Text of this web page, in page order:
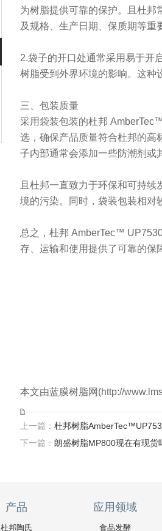
为树脂提供可靠的保护。且 杜邦
及规格、生产日期、保质期等重
2.袋子的开口处通常采用易于开
树脂受到外界环境的影响。这种
三、包装质量
采用袋装包装的杜邦
选，确保产品质量符合杜邦的高
子内部通常会添加一些防潮剂或
且杜邦一直致力于环保和可持
境的污染。同时，袋装包装相对
总之，杜邦 AmberTec™
存、运输和使用提供了可靠的保
本文由蓝膜树脂网(http://
上一篇： 杜邦树脂
下一篇： 朗盛树脂MP800现在有现货
产品
杜邦陶氏
应用领域
食品发酵